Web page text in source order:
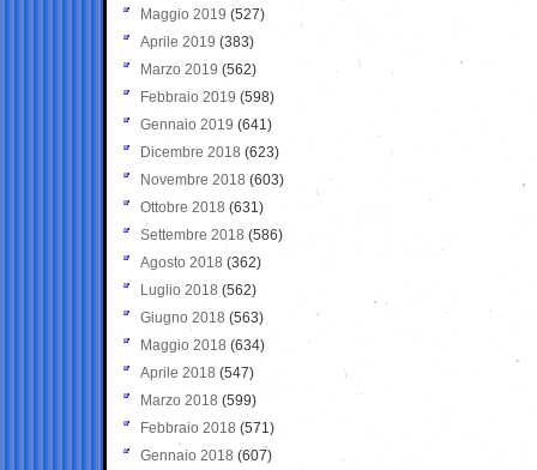
Maggio 2019 (527)
Aprile 2019 (383)
Marzo 2019 (562)
Febbraio 2019 (598)
Gennaio 2019 (641)
Dicembre 2018 (623)
Novembre 2018 (603)
Ottobre 2018 (631)
Settembre 2018 (586)
Agosto 2018 (362)
Luglio 2018 (562)
Giugno 2018 (563)
Maggio 2018 (634)
Aprile 2018 (547)
Marzo 2018 (599)
Febbraio 2018 (571)
Gennaio 2018 (607)